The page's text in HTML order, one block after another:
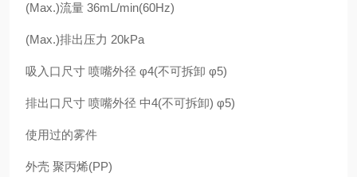
(Max.)流量 36mL/min(60Hz)
(Max.)排出压力 20kPa
吸入口尺寸 喷嘴外径 φ4(不可拆卸 φ5)
排出口尺寸 喷嘴外径 中4(不可拆卸) φ5)
使用过的雾件
外壳 聚丙烯(PP)